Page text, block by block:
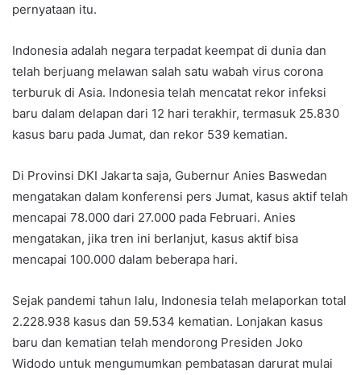
pernyataan itu.
Indonesia adalah negara terpadat keempat di dunia dan
telah berjuang melawan salah satu wabah virus corona
terburuk di Asia. Indonesia telah mencatat rekor infeksi
baru dalam delapan dari 12 hari terakhir, termasuk 25.830
kasus baru pada Jumat, dan rekor 539 kematian.
Di Provinsi DKI Jakarta saja, Gubernur Anies Baswedan
mengatakan dalam konferensi pers Jumat, kasus aktif telah
mencapai 78.000 dari 27.000 pada Februari. Anies
mengatakan, jika tren ini berlanjut, kasus aktif bisa
mencapai 100.000 dalam beberapa hari.
Sejak pandemi tahun lalu, Indonesia telah melaporkan total
2.228.938 kasus dan 59.534 kematian. Lonjakan kasus
baru dan kematian telah mendorong Presiden Joko
Widodo untuk mengumumkan pembatasan darurat mulai